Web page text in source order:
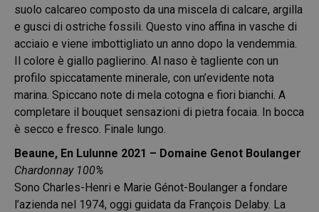
suolo calcareo composto da una miscela di calcare, argilla
e gusci di ostriche fossili. Questo vino affina in vasche di
acciaio e viene imbottigliato un anno dopo la vendemmia.
Il colore è giallo paglierino. Al naso è tagliente con un
profilo spiccatamente minerale, con un’evidente nota
marina. Spiccano note di mela cotogna e fiori bianchi. A
completare il bouquet sensazioni di pietra focaia. In bocca
è secco e fresco. Finale lungo.
Beaune, En Lulunne 2021 – Domaine Genot Boulanger
Chardonnay 100%
Sono Charles-Henri e Marie Génot-Boulanger a fondare
l’azienda nel 1974, oggi guidata da François Delaby. La